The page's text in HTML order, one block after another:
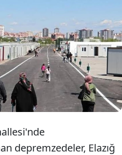
kentten tahliye edilen
kura sonucu hak kazandıkları
anahtarlarını aylardır
açılmasına sayılı gün kala
krizi derinleşti.
depremzedeler, Elazığ